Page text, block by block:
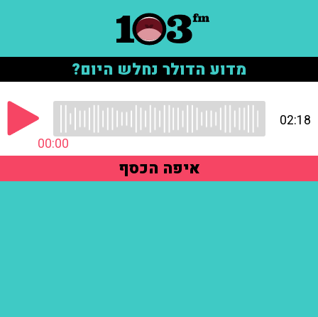
מדוע הדולר נחלש היום?
00:00
02:18
איפה הכסף